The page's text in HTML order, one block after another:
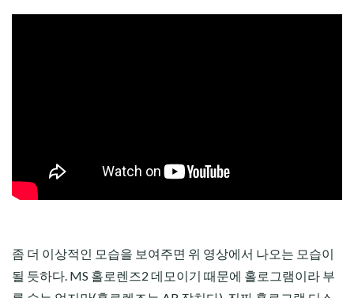
좀 더 이상적인 모습을 보여주면 위 영상에서 나오는 모습이
될 듯하다. MS 홀로렌즈2 데모이기 때문에 홀로그램이라 부